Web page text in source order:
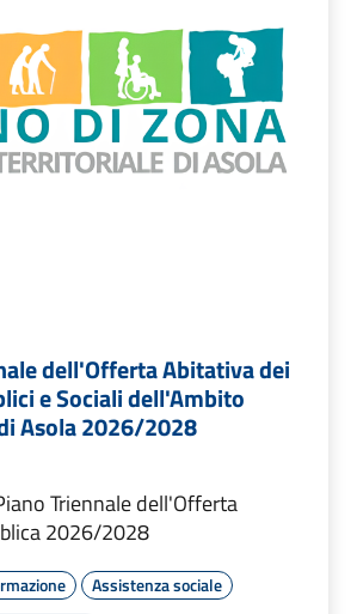
dell'Offerta Abitativa dei
e Sociali dell'Ambito
Asola 2026/2028
Triennale dell'Offerta
2026/2028
Assistenza sociale